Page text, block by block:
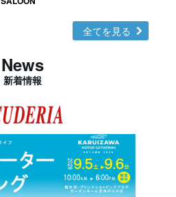
全てを見る
News
新着情報